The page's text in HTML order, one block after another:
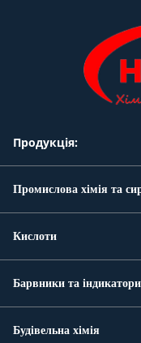
Продукція:
Промислова хімія та
Кислоти
Барвники та індикатори
Будівельна хімія